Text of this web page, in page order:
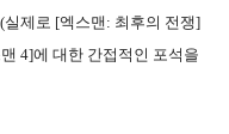
제로 [엑스맨: 최후의 전쟁]
4]에 대한 간접적인 포석을